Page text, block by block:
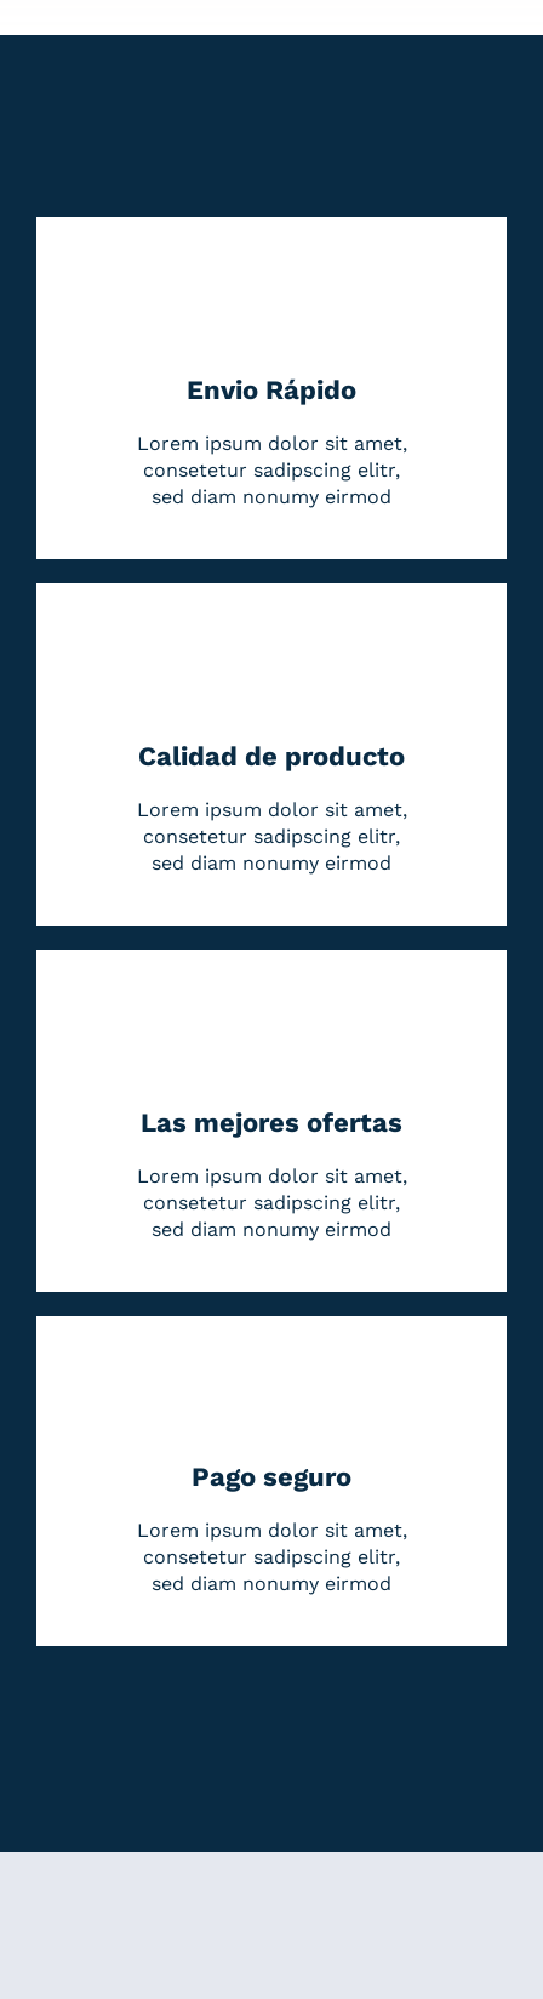
Envio Rápido
Lorem ipsum dolor sit amet,
consetetur sadipscing elitr,
sed diam nonumy eirmod
Calidad de producto
Lorem ipsum dolor sit amet,
consetetur sadipscing elitr,
sed diam nonumy eirmod
Las mejores ofertas
Lorem ipsum dolor sit amet,
consetetur sadipscing elitr,
sed diam nonumy eirmod
Pago seguro
Lorem ipsum dolor sit amet,
consetetur sadipscing elitr,
sed diam nonumy eirmod